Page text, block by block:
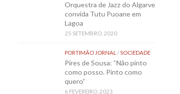
Orquestra de Jazz do Algarve
convida Tutu Puoane em
Lagoa
25 SETEMBRO, 2020
PORTIMÃO JORNAL /SOCIEDADE
Pires de Sousa: “Não pinto
como posso. Pinto como
quero”
6 FEVEREIRO, 2023